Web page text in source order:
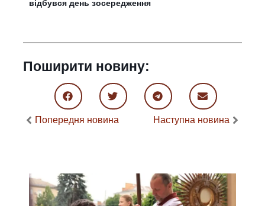
відбувся день зосередження
Поширити новину:
Попередня новина Наступна новина